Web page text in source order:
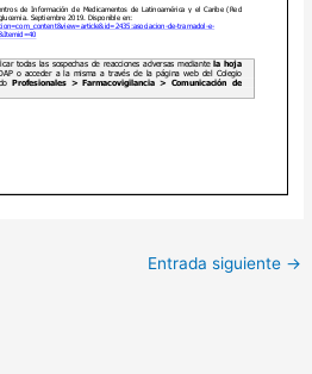
Entrada siguiente →